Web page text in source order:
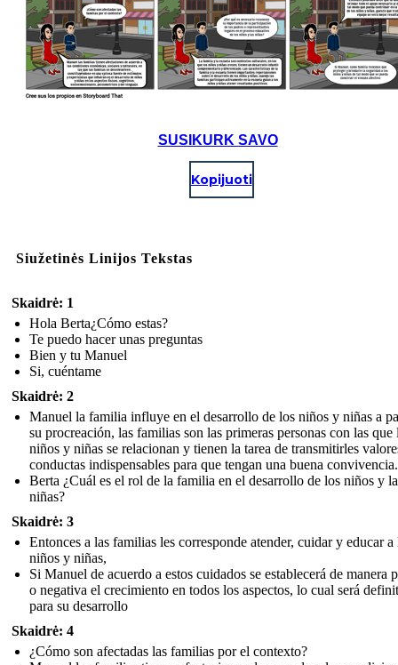
SUSIKURK SAVO
Kopijuoti
Siužetinės Linijos Tekstas
Skaidrė: 1
Hola Berta¿Cómo estas?
Te puedo hacer unas preguntas
Bien y tu Manuel
Si, cuéntame
Skaidrė: 2
Manuel la familia influye en el desarrollo de los niños y niñas a
su procreación, las familias son las primeras personas con las que
niños y niñas se relacionan y tienen la tarea de transmitirles
conductas indispensables para que tengan una buena convivencia.
Berta ¿Cuál es el rol de la familia en el desarrollo de los niños y
niñas?
Skaidrė: 3
Entonces a las familias les corresponde atender, cuidar y educar a
niños y niñas,
Si Manuel de acuerdo a estos cuidados se establecerá de manera
o negativa el crecimiento en todos los aspectos, lo cual será
para su desarrollo
Skaidrė: 4
¿Cómo son afectadas las familias por el contexto?